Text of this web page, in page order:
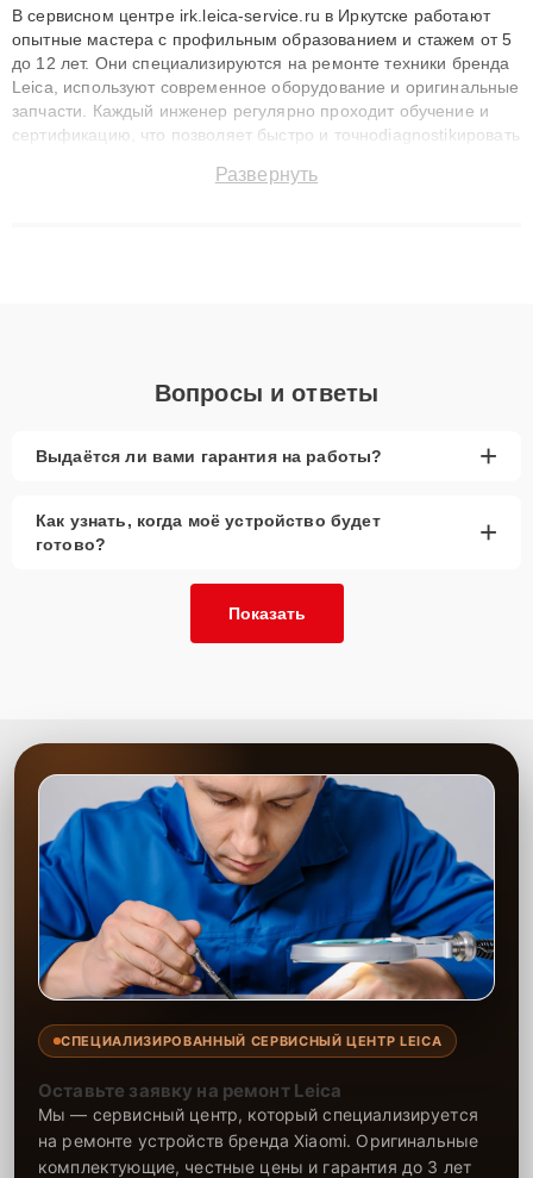
В сервисном центре irk.leica-service.ru в Иркутске работают
опытные мастера с профильным образованием и стажем от 5
до 12 лет. Они специализируются на ремонте техники бренда
Leica, используют современное оборудование и оригинальные
запчасти. Каждый инженер регулярно проходит обучение и
сертификацию, что позволяет быстро и точноdiagnostikировать
до 3 лет. Наши мастера решают сложные случаи: от замены
Развернуть
Вопросы и ответы
Выдаётся ли вами гарантия на работы? +
Как узнать, когда моё устройство будет
готово?
+
Показать
СПЕЦИАЛИЗИРОВАННЫЙ СЕРВИСНЫЙ ЦЕНТР LEICA
Оставьте заявку на ремонт Leica
Мы — сервисный центр, который специализируется
на ремонте устройств бренда Xiaomi. Оригинальные
комплектующие, честные цены и гарантия до 3 лет